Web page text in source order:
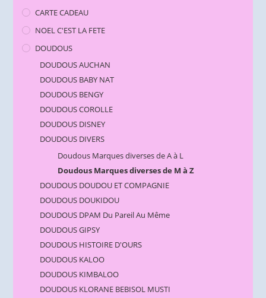
CARTE CADEAU
NOEL C'EST LA FETE
DOUDOUS
DOUDOUS AUCHAN
DOUDOUS BABY NAT
DOUDOUS BENGY
DOUDOUS COROLLE
DOUDOUS DISNEY
DOUDOUS DIVERS
Doudous Marques diverses de A à L
Doudous Marques diverses de M à Z
DOUDOUS DOUDOU ET COMPAGNIE
DOUDOUS DOUKIDOU
DOUDOUS DPAM Du Pareil Au Même
DOUDOUS GIPSY
DOUDOUS HISTOIRE D'OURS
DOUDOUS KALOO
DOUDOUS KIMBALOO
DOUDOUS KLORANE BEBISOL MUSTI